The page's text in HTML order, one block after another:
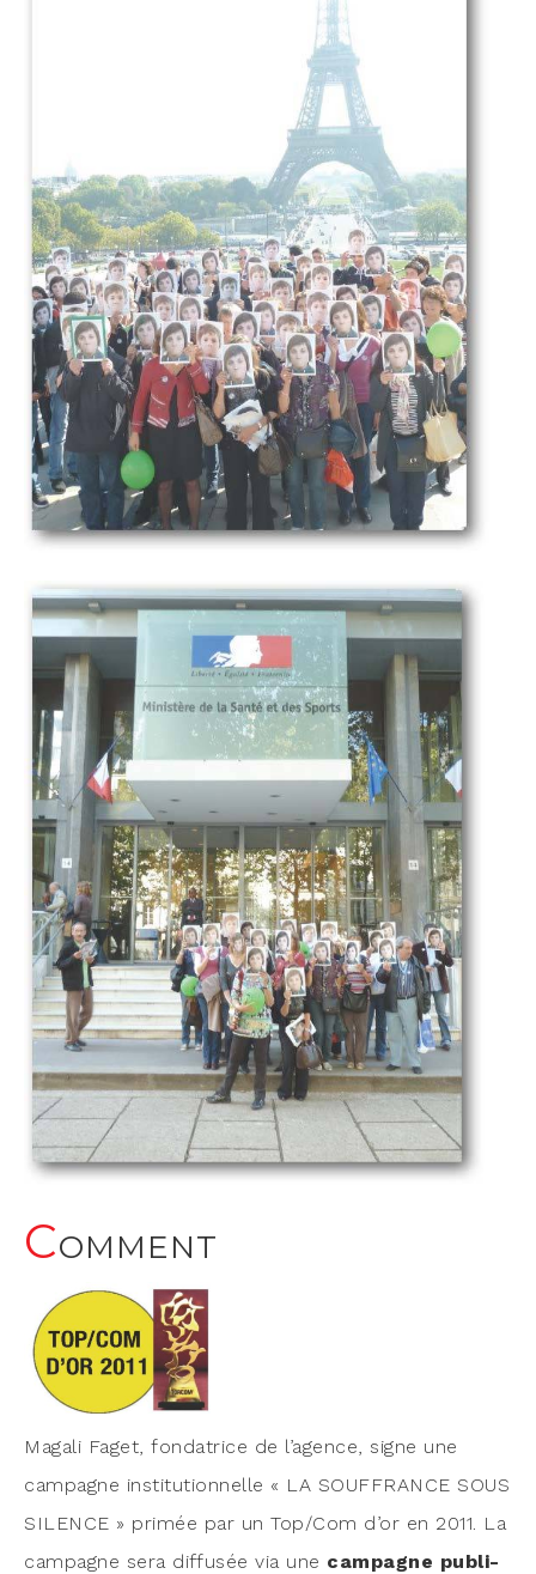
COMMENT
Maga­li Faget, fon­da­trice de l’a­gence, signe une
cam­pagne ins­ti­tu­tion­nelle « LA SOUFFRANCE SOUS
SILENCE » pri­mée par un Top/Com d’or en 2011. La
cam­pagne sera dif­fu­sée via une cam­pagne publi­